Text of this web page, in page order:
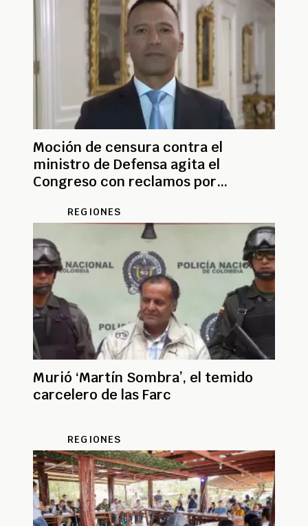
Moción de censura contra el
ministro de Defensa agita el
Congreso con reclamos por
REGIONES
Murió ‘Martín Sombra’, el temido
carcelero de las Farc
REGIONES